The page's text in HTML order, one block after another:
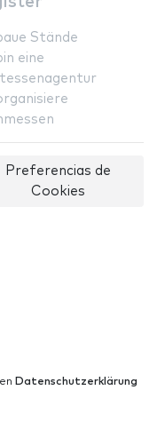
Stände
eine
Preferencias de
Cookies
Datenschutzerklärung